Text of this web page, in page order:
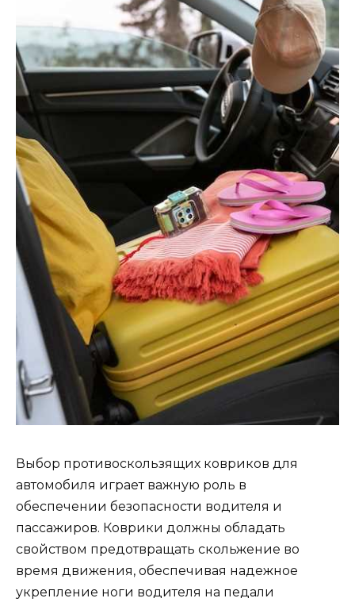
Выбор противоскользящих ковриков для
автомобиля играет важную роль в
обеспечении безопасности водителя и
пассажиров. Коврики должны обладать
свойством предотвращать скольжение во
время движения, обеспечивая надежное
укрепление ноги водителя на педали